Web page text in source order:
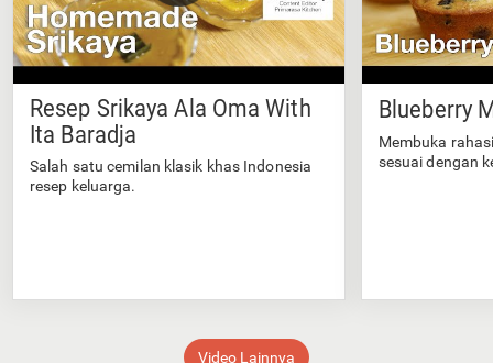
Resep Srikaya Ala Oma With
Ita Baradja
Salah satu cemilan klasik khas Indonesia
resep keluarga.
Blueberry
Membuka
sesuai dengan
Video Lainnya